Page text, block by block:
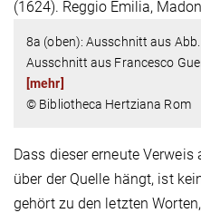
8a (oben): Ausschnitt aus
Ausschnitt aus Francesco
[mehr]
© Bibliotheca Hertziana Rom
Dass dieser erneute
über der Quelle hängt, ist
gehört zu den letzten